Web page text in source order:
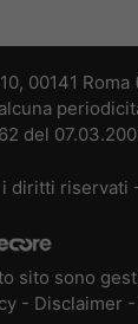
00141
del
diritti riservati
sito sono
- Disclaimer -